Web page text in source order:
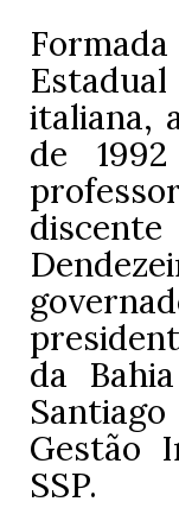
italiana,
de
da
Gestão
SSP.